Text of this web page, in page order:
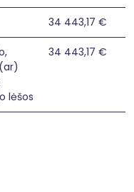
34 443,17 €
lėšos
34 443,17 €